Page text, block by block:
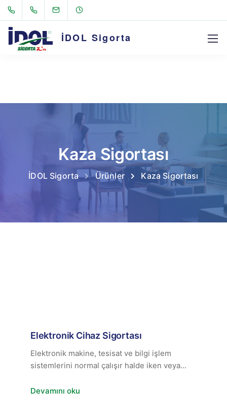
class="wp-singular page-template-default page page-id-9599
page-parent page-child parent-pageid-9593 wp-theme-sway
collapsible-faq loading-effect fade-in wpb-js-composer js-
comp-ver-6.9.0 vc_responsive">
İDOL Sigorta
Kaza Sigortası
İDOL Sigorta Ürünler Kaza Sigortası
Elektronik Cihaz Sigortası
Elektronik makine, tesisat ve bilgi işlem
sistemlerini normal çalışır halde iken veya...
Devamını oku